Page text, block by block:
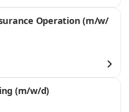
Operation (m/w/
(m/w/d)